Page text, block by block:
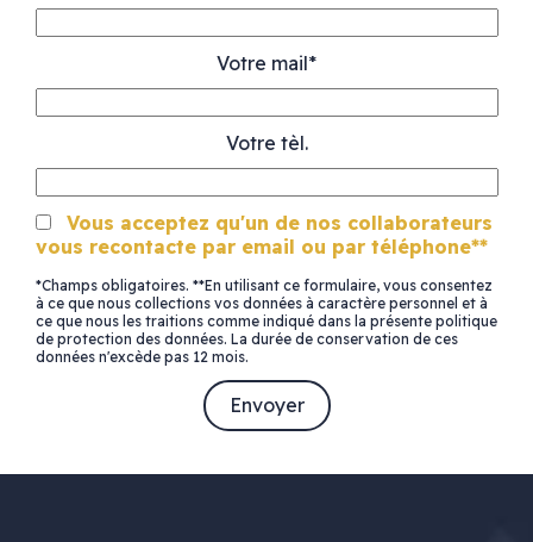
Votre mail*
Votre tèl.
Vous acceptez qu'un de nos collaborateurs
vous recontacte par email ou par téléphone**
*Champs obligatoires. **En utilisant ce formulaire, vous consentez
à ce que nous collections vos données à caractère personnel et à
ce que nous les traitions comme indiqué dans la présente politique
de protection des données. La durée de conservation de ces
données n'excède pas 12 mois.